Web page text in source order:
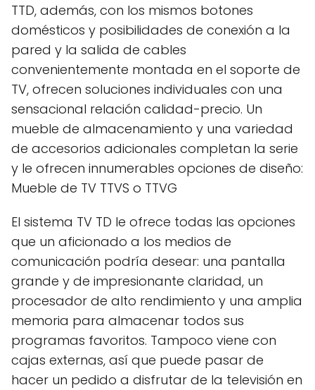
TTD, además, con los mismos botones
domésticos y posibilidades de conexión a la
pared y la salida de cables
convenientemente montada en el soporte de
TV, ofrecen soluciones individuales con una
sensacional relación calidad-precio. Un
mueble de almacenamiento y una variedad
de accesorios adicionales completan la serie
y le ofrecen innumerables opciones de diseño:
Mueble de TV TTVS o TTVG
El sistema TV TD le ofrece todas las opciones
que un aficionado a los medios de
comunicación podría desear: una pantalla
grande y de impresionante claridad, un
procesador de alto rendimiento y una amplia
memoria para almacenar todos sus
programas favoritos. Tampoco viene con
cajas externas, así que puede pasar de
hacer un pedido a disfrutar de la televisión en